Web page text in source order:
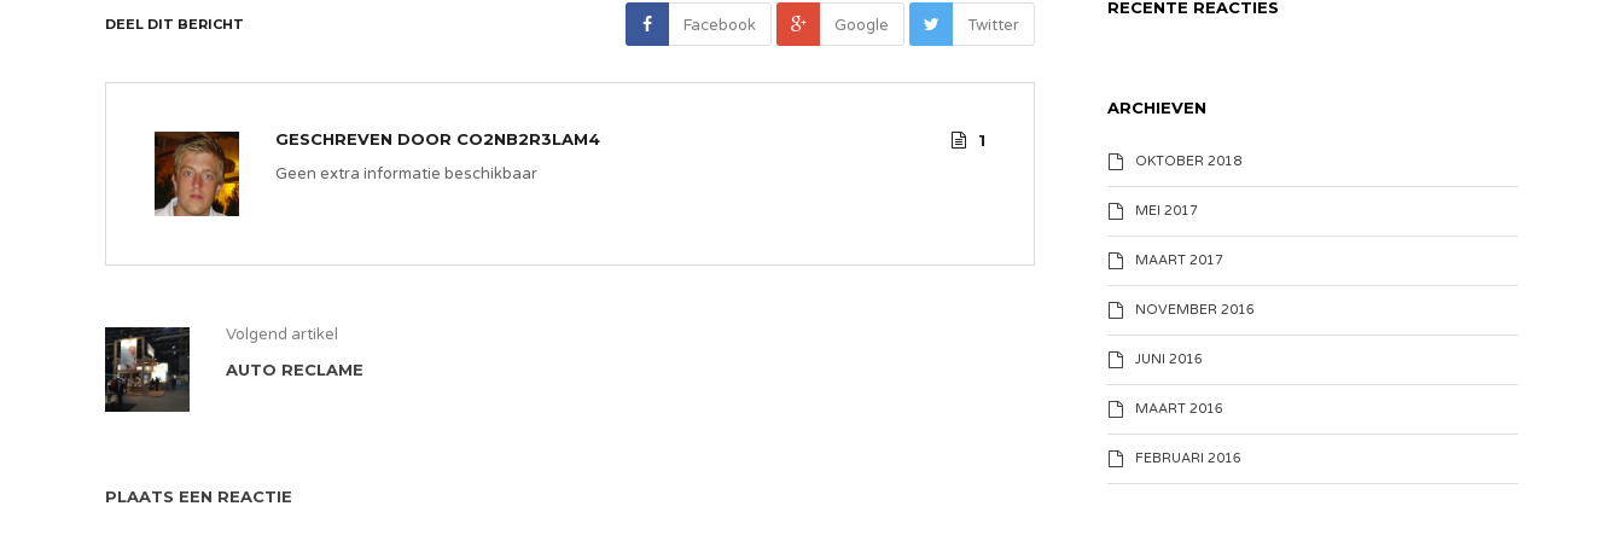
DEEL DIT BERICHT Twitter
Google
Facebook
GESCHREVEN DOOR CO2NB2R3LAM4
1
Geen extra informatie beschikbaar
Volgend artikel
AUTO RECLAME
PLAATS EEN REACTIE
RECENTE REACTIES
ARCHIEVEN
OKTOBER 2018
MEI 2017
MAART 2017
NOVEMBER 2016
JUNI 2016
MAART 2016
FEBRUARI 2016